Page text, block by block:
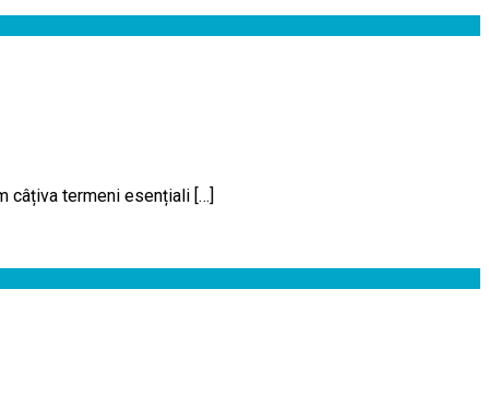
termeni esențiali […]